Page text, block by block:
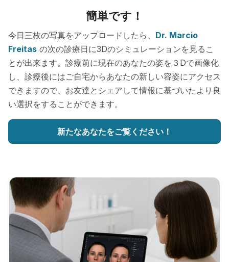
簡単です！
今日三枚の写真をアップロードしたら、 Dr. Marcio
Freitas の次の診療日に3Dのシミュレーションを見るこ
とが出来ます。診療前に現在のあなたの姿を３Dで画像化
し、診療後にはご自宅からあなたの新しい容姿にアクセス
できますので、お友達とシェアして情報に基づいたより良
い選択をすることができます。
新たなあなたをご覧ください！